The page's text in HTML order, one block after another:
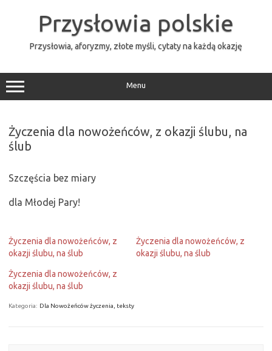
Przysłowia polskie
Przysłowia, aforyzmy, złote myśli, cytaty na każdą okazję
Menu
Życzenia dla nowożeńców, z okazji ślubu, na
ślub
Szczęścia bez miary
dla Młodej Pary!
Życzenia dla nowożeńców, z
okazji ślubu, na ślub
Życzenia dla nowożeńców, z
okazji ślubu, na ślub
Życzenia dla nowożeńców, z
okazji ślubu, na ślub
Kategoria: Dla Nowożeńców życzenia, teksty